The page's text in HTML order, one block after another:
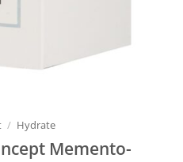
/ Hydrate
Memento-